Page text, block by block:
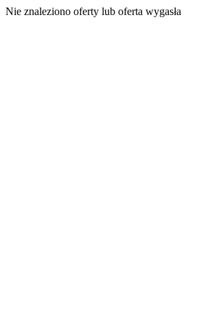
Nie znaleziono oferty lub oferta wygasła